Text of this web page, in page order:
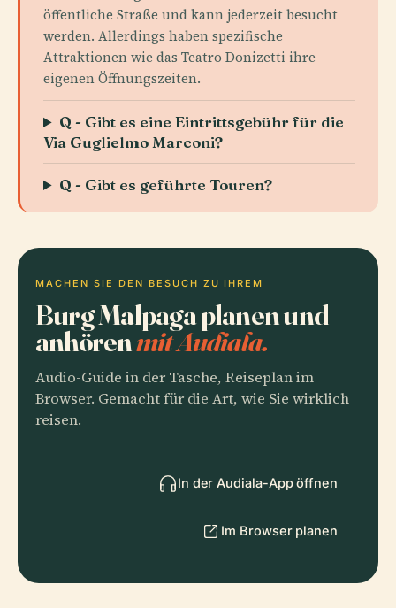
öffentliche Straße und kann jederzeit besucht
werden. Allerdings haben spezifische
Attraktionen wie das Teatro Donizetti ihre
eigenen Öffnungszeiten.
Q - Gibt es eine Eintrittsgebühr für die
Via Guglielmo Marconi?
Q - Gibt es geführte Touren?
MACHEN SIE DEN BESUCH ZU IHREM
Burg Malpaga planen und
anhörenmit Audiala.
Audio-Guide in der Tasche, Reiseplan im
Browser. Gemacht für die Art, wie Sie wirklich
reisen.
In der Audiala-App öffnen
Im Browser planen